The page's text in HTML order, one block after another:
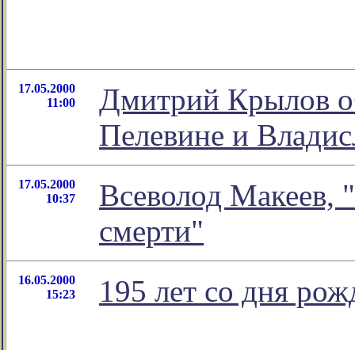
17.05.2000
11:00
Дмитрий Крылов
Пелевине и
17.05.2000
10:37
Всеволод Макеев,
смерти"
16.05.2000
15:23
195 лет со дня